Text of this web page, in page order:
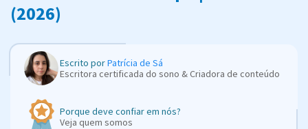
(2026)
Escrito porPatrícia de Sá
Escritora certificada do sono & Criadora de conteúdo
Porque deve confiar em nós?
Veja quem somos